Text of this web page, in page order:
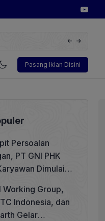
Digital Power Dorong
Pasang Iklan Disini
Teknologi Otomotif
Persoalan
PT GNI PHK
Dimulai 5
Working Group,
Indonesia, dan
Gelar